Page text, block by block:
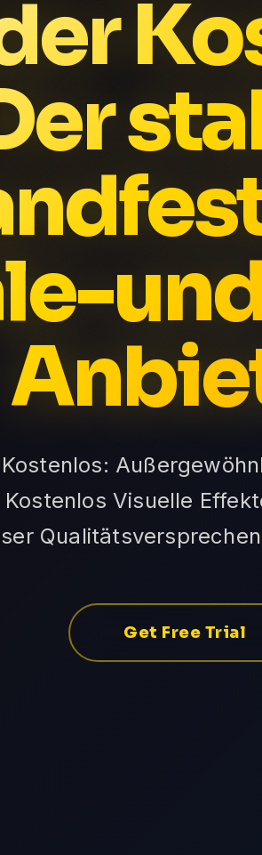
Visuelle
Get Free Trial